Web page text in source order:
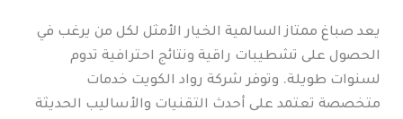
يعد صباغ ممتاز السالمية الخيار الأمثل لكل من يرغب في
الحصول على تشطيبات راقية ونتائج احترافية تدوم
لسنوات طويلة. وتوفر شركة رواد الكويت خدمات
متخصصة تعتمد على أحدث التقنيات والأساليب الحديثة